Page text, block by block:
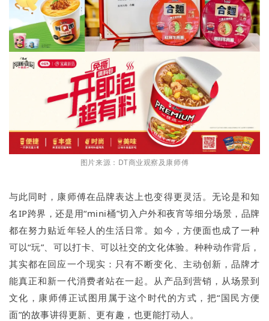
图片来源：DT商业观察及康师傅
与此同时，康师傅在品牌表达上也变得更灵活。无论是和知
名IP跨界，还是用“mini桶”切入户外和夜宵等细分场景，品牌
都在努力贴近年轻人的生活日常。如今，方便面也成了一种
可以“玩”、可以打卡、可以社交的文化体验。种种动作背后，
其实都在回应一个现实：只有不断变化、主动创新，品牌才
能真正和新一代消费者站在一起。从产品到营销，从场景到
文化，康师傅正试图用属于这个时代的方式，把“国民方便
面”的故事讲得更新、更有趣，也更能打动人。